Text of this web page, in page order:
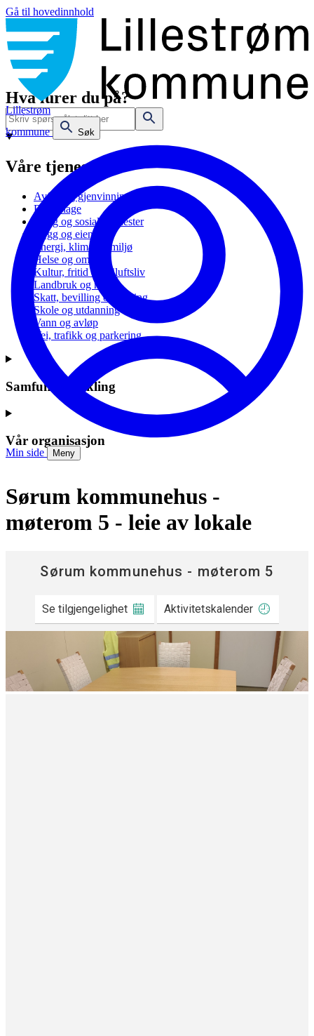
Gå til hovedinnhold
Lillestrøm
kommune
Søk
Min side Meny
Hva lurer du på?
Våre tjenester
Avfall og gjenvinning
Barnehage
Bolig og sosiale tjenester
Bygg og eiendom
Energi, klima og miljø
Helse og omsorg
Kultur, fritid og friluftsliv
Landbruk og natur
Skatt, bevilling og næring
Skole og utdanning
Vann og avløp
Vei, trafikk og parkering
Samfunnsutvikling
Vår organisasjon
Sørum kommunehus -
møterom 5 - leie av lokale